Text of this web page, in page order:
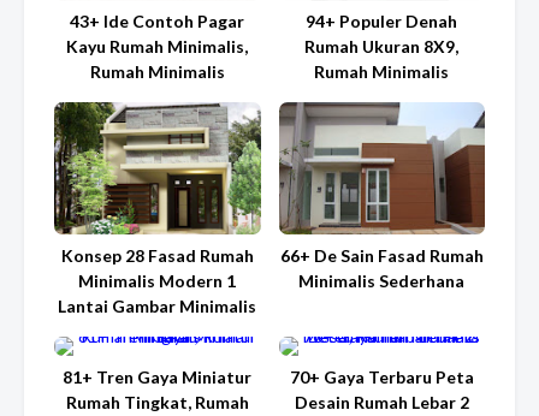
43+ Ide Contoh Pagar
Kayu Rumah Minimalis,
Rumah Minimalis
94+ Populer Denah
Rumah Ukuran 8X9,
Rumah Minimalis
Konsep 28 Fasad Rumah
Minimalis Modern 1
Lantai Gambar Minimalis
66+ De Sain Fasad Rumah
Minimalis Sederhana
81+ Tren Gaya Miniatur
Rumah Tingkat, Rumah
70+ Gaya Terbaru Peta
Desain Rumah Lebar 2